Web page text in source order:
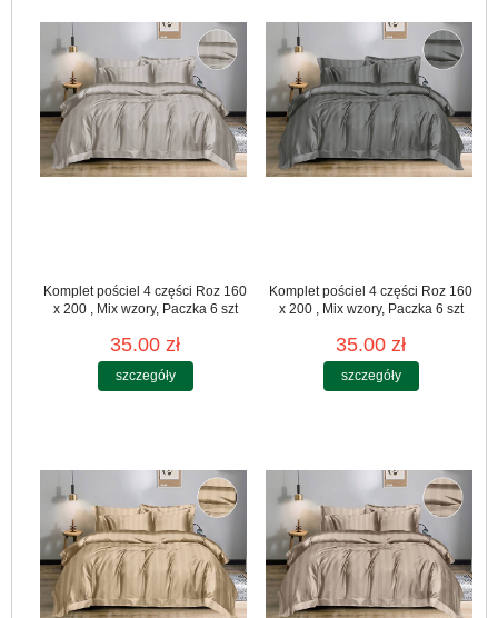
Komplet pościel 4 części Roz 160
x 200 , Mix wzory, Paczka 6 szt
35.00 zł
szczegóły
Komplet pościel 4 części Roz 160
x 200 , Mix wzory, Paczka 6 szt
35.00 zł
szczegóły